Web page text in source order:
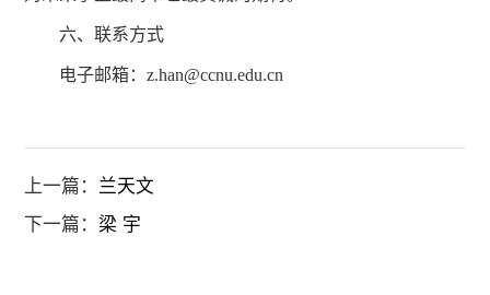
六、联系方式
电子邮箱：z.han@ccnu.edu.cn
上一篇： 兰天文
下一篇： 梁 宇